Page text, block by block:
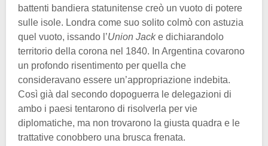
battenti bandiera statunitense creò un vuoto di potere
sulle isole. Londra come suo solito colmò con astuzia
quel vuoto, issando l’Union Jacke dichiarandolo
territorio della corona nel 1840. In Argentina covarono
un profondo risentimento per quella che
consideravano essere un’appropriazione indebita.
Così già dal secondo dopoguerra le delegazioni di
ambo i paesi tentarono di risolverla per vie
diplomatiche, ma non trovarono la giusta quadra e le
trattative conobbero una brusca frenata.